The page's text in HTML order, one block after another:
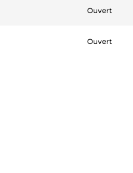
Ouvert
Ouvert